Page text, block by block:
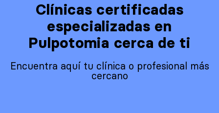
Clínicas certificadas
especializadas en
Pulpotomia cerca de ti
Encuentra aquí tu clínica o profesional más
cercano